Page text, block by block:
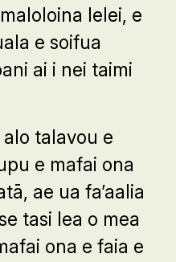
lelei, e
e soifua
ai i nei taimi
talavou e
e mafai ona
ae ua fa’aalia
tasi lea o mea
ona e faia e